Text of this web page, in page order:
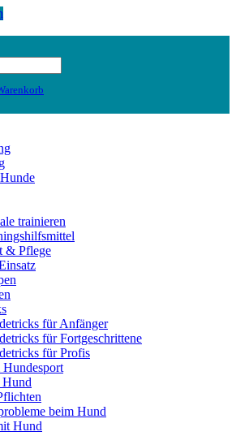
trainieren
& Pflege
für Anfänger
für Fortgeschrittene
für Profis
beim Hund
Hund